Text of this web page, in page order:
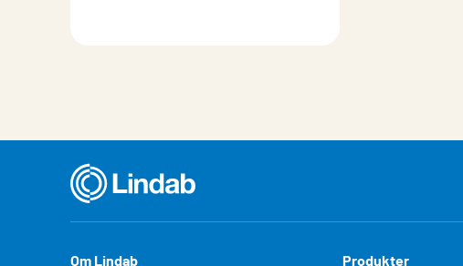
Om Lindab Produkter